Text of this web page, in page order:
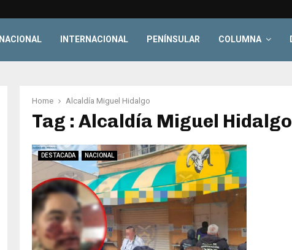
NACIONAL INTERNACIONAL PENÍNSULAR COLUMNA
Home Alcaldía Miguel Hidalgo
Tag : Alcaldía Miguel Hidalgo
DESTACADA NACIONAL